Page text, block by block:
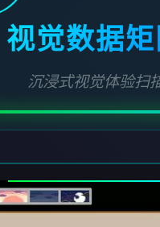
视觉数据
沉浸式视觉体验扫